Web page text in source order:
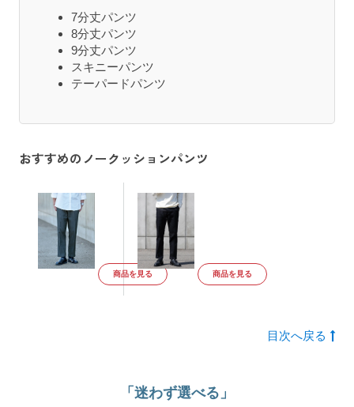
7分丈パンツ
8分丈パンツ
9分丈パンツ
スキニーパンツ
テーパードパンツ
おすすめのノークッションパンツ
商品を見る 商品を見る
目次へ戻る
「迷わず選べる」